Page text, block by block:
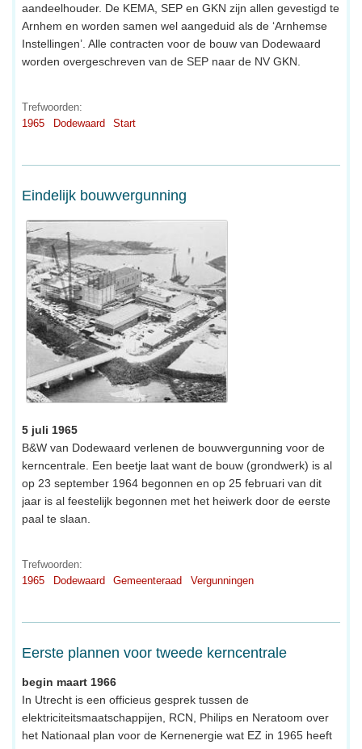
aandeelhouder. De KEMA, SEP en GKN zijn allen gevestigd te
Arnhem en worden samen wel aangeduid als de ‘Arnhemse
Instellingen’. Alle contracten voor de bouw van Dodewaard
worden overgeschreven van de SEP naar de NV GKN.
Trefwoorden:
1965
Dodewaard Start
Eindelijk bouwvergunning
5 juli 1965
B&W van Dodewaard verlenen de bouwvergunning voor de
kerncentrale. Een beetje laat want de bouw (grondwerk) is al
op 23 september 1964 begonnen en op 25 februari van dit
jaar is al feestelijk begonnen met het heiwerk door de eerste
paal te slaan.
Trefwoorden:
1965
Dodewaard Gemeenteraad Vergunningen
Eerste plannen voor tweede kerncentrale
begin maart 1966
In Utrecht is een officieus gesprek tussen de
elektriciteitsmaatschappijen, RCN, Philips en Neratoom over
het Nationaal plan voor de Kernenergie wat EZ in 1965 heeft